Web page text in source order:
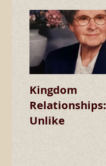
Kingdom
Relationships:
Unlike